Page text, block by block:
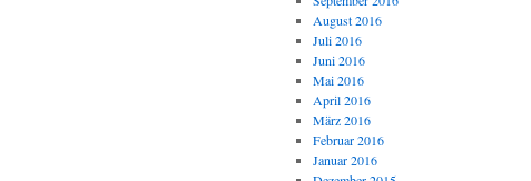
August 2016
Juli 2016
Juni 2016
Mai 2016
April 2016
März 2016
Februar 2016
Januar 2016